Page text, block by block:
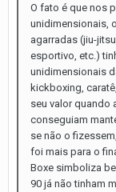
O fato é que nos
unidimensionais,
agarradas (jiu-
esportivo, etc.)
unidimensionais
kickboxing,
seu valor quando
conseguiam
se não o
foi mais para o
Boxe simboliza
90 já não tinham